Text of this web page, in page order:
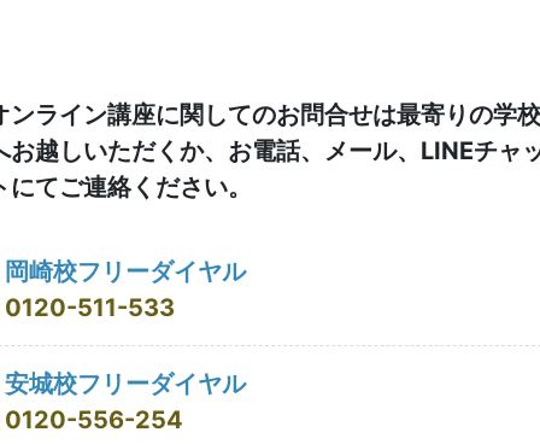
ンライン講座に関してのお問合せは最寄りの学校
お越しいただくか、お電話、メール、LINEチャ
にてご連絡ください。
岡崎校フリーダイヤル
0120-511-533
安城校フリーダイヤル
0120-556-254